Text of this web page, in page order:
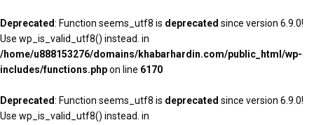
Deprecated: Function seems_utf8 is deprecated since version 6.9.0!
Use wp_is_valid_utf8() instead. in
/home/u888153276/domains/khabarhardin.com/public_html/wp-
includes/functions.phpon line 6170
Deprecated: Function seems_utf8 is deprecated since version 6.9.0!
Use wp_is_valid_utf8() instead. in